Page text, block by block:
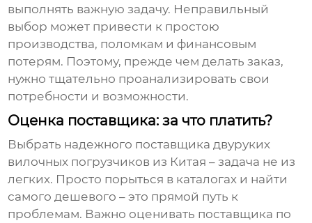
выполнять важную задачу. Неправильный
выбор может привести к простою
производства, поломкам и финансовым
потерям. Поэтому, прежде чем делать заказ,
нужно тщательно проанализировать свои
потребности и возможности.
Оценка поставщика: за что платить?
Выбрать надежного поставщика двуруких
вилочных погрузчиков из Китая – задача не из
легких. Просто порыться в каталогах и найти
самого дешевого – это прямой путь к
проблемам. Важно оценивать поставщика по